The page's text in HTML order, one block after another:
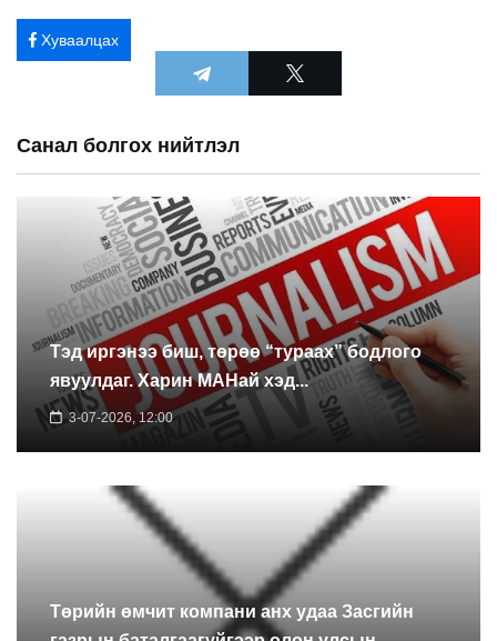
Хуваалцах
Санал болгох нийтлэл
Тэд иргэнээ биш, төрөө “тураах” бодлого
явуулдаг. Харин МАНай хэд...
3-07-2026, 12:00
Төрийн өмчит компани анх удаа Засгийн